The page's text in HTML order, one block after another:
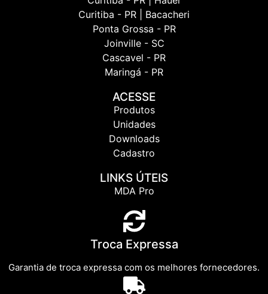
Curitiba - PR | Bacacheri
Ponta Grossa - PR
Joinville - SC
Cascavel - PR
Maringá - PR
ACESSE
Produtos
Unidades
Downloads
Cadastro
LINKS ÚTEIS
MDA Pro
Troca Expressa
Garantia de troca expressa com os melhores fornecedores.